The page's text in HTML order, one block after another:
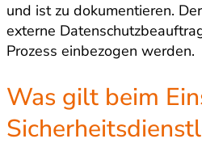
und ist zu dokumentieren.
externe
Prozess einbezogen werden.
Was gilt beim